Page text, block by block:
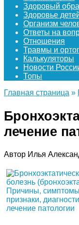
Здоровый
Здоровье
Организм
Ответы на
Отношения
Травмы и
Калькуляторы
Новости
Топы
Главная страница »
лечение
Автор Илья